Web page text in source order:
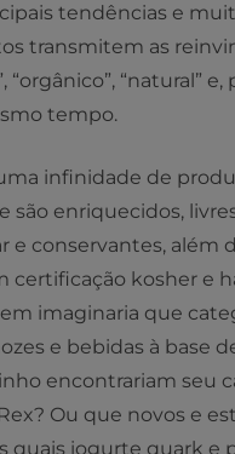
tendências e
transmitem as
“orgânico”, “natural” e,
tempo.
infinidade de
são enriquecidos,
e conservantes, além
certificação kosher e
imaginaria que
e bebidas à base
encontrariam seu
Ou que novos e
quais iogurte quark e